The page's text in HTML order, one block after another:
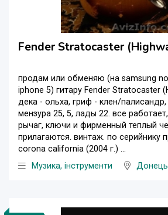
Fender Stratocaster
продам или обменяю (на samsung
iphone 5) гитару Fender Stratocaster
дека - ольха, гриф - клен/палисандр,
мензура 25, 5, лады 22. все
рычаг, ключи и фирменный теплый
прилагаются. винтаж. по серийнику
corona california (2004 г.) ...
Музика, інструменти